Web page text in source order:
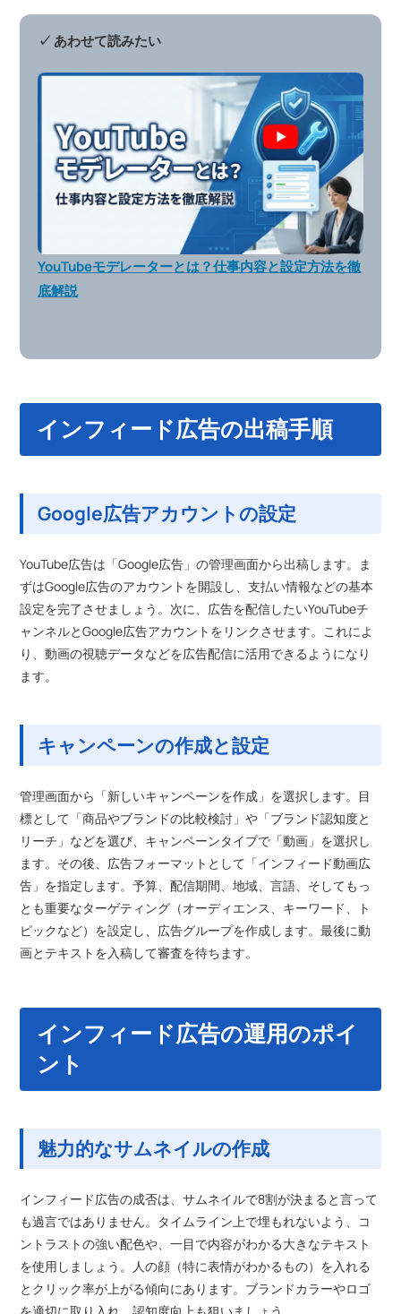
✓ あわせて読みたい
YouTubeモデレーターとは？仕事内容と設定方法を徹
底解説
インフィード広告の出稿手順
Google広告アカウントの設定
YouTube広告は「Google広告」の管理画面から出稿します。ま
ずはGoogle広告のアカウントを開設し、支払い情報などの基本
設定を完了させましょう。次に、広告を配信したいYouTubeチ
ャンネルとGoogle広告アカウントをリンクさせます。これによ
り、動画の視聴データなどを広告配信に活用できるようになり
ます。
キャンペーンの作成と設定
管理画面から「新しいキャンペーンを作成」を選択します。目
標として「商品やブランドの比較検討」や「ブランド認知度と
リーチ」などを選び、キャンペーンタイプで「動画」を選択し
ます。その後、広告フォーマットとして「インフィード動画広
告」を指定します。予算、配信期間、地域、言語、そしてもっ
とも重要なターゲティング（オーディエンス、キーワード、ト
ピックなど）を設定し、広告グループを作成します。最後に動
画とテキストを入稿して審査を待ちます。
インフィード広告の運用のポイ
ント
魅力的なサムネイルの作成
インフィード広告の成否は、サムネイルで8割が決まると言って
も過言ではありません。タイムライン上で埋もれないよう、コ
ントラストの強い配色や、一目で内容がわかる大きなテキスト
を使用しましょう。人の顔（特に表情がわかるもの）を入れる
とクリック率が上がる傾向にあります。ブランドカラーやロゴ